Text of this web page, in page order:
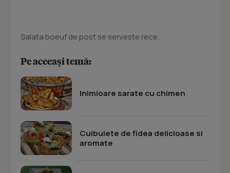
Salata boeuf de post se serveste rece.
Pe aceeași temă:
Inimioare sarate cu chimen
Cuibulete de fidea delicioase si
aromate